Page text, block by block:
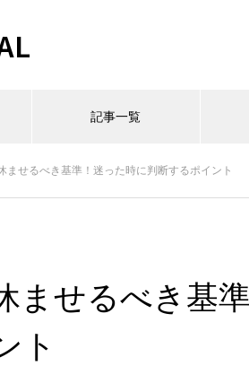
記事一覧
ませるべき基準！迷った時に判断するポイント
ませるべき基
ト